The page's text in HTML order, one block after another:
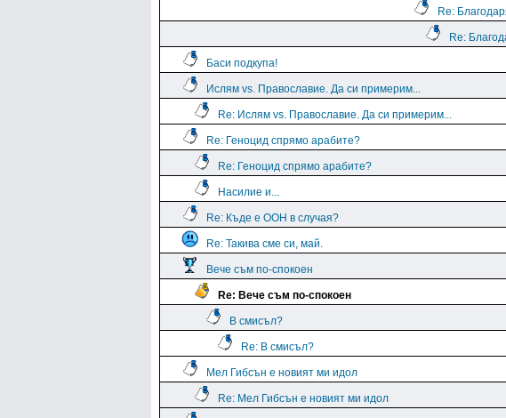
Re:
Re:
Баси подкупа!
Ислям vs. Православие. Да си примерим...
Re: Ислям vs. Православие. Да си примерим...
Re: Геноцид спрямо арабите?
Re: Геноцид спрямо арабите?
Насилие и...
Re: Къде е ООН в случая?
Re: Такива сме си, май.
Вече съм по-спокоен
Re: Вече съм по-спокоен
В смисъл?
Re: В смисъл?
Мел Гибсън е новият ми идол
Re: Мел Гибсън е новият ми идол